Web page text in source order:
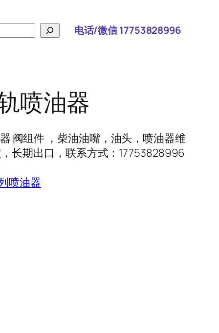
电话/微信 17753828996
喷油器
阀组件 ，柴油油嘴，油头，喷油器维
长期出口，联系方式：17753828996
喷油器